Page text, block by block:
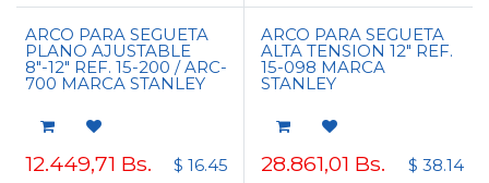
ARCO PARA SEGUETA
PLANO AJUSTABLE
8"-12" REF. 15-200 / ARC-
700 MARCA STANLEY
12.449,71 Bs. $ 16.45
ARCO PARA SEGUETA
ALTA TENSION 12" REF.
15-098 MARCA
STANLEY
28.861,01 Bs. $ 38.14